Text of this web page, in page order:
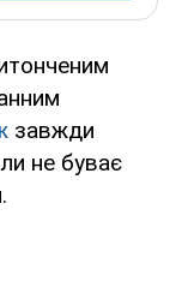
завжди
не буває